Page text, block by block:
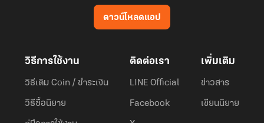
ดาวน์โหลดแอป
วิธีการใช้งาน
วิธีเติม Coin / ชำระเงิน
วิธีซื้อนิยาย
ติดต่อเรา
LINE Official
Facebook
เพิ่มเติม
ข่าวสาร
เขียนนิยาย